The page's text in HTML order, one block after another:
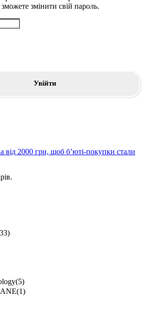
змінити свій пароль.
Увійти
від 2000 грн, щоб б’юті-покупки стали
(5)
(1)